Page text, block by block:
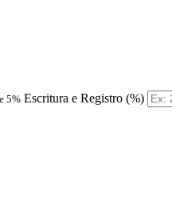
5% Escritura e Registro (%)